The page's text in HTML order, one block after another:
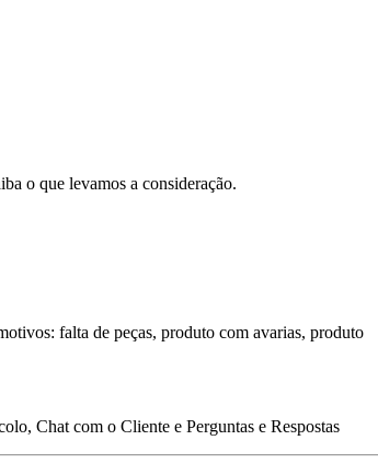
o que levamos a consideração.
falta de peças, produto com avarias, produto
Chat com o Cliente e Perguntas e Respostas